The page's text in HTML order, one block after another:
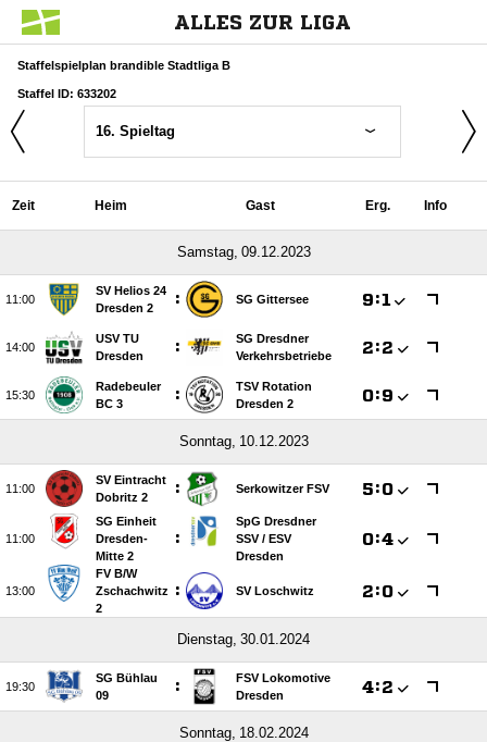
ALLES ZUR LIGA
Staffelspielplan brandible Stadtliga B
Staffel ID: 633202
16. Spieltag
Zeit Heim Gast Erg. Info
 

SV Helios 24
Dresden 2
: SG Gittersee :

USV TU
Dresden
:
SG Dresdner
Verkehrsbetriebe
:

Radebeuler
BC 3
:
TSV Rotation
Dresden 2
:
 

SV Eintracht
Dobritz 2
: Serkowitzer FSV :

SG Einheit
Dresden-
Mitte 2
:
SpG Dresdner
SSV /​ ESV
Dresden
:

FV B/​W
Zschachwitz
2
: SV Loschwitz :
 

SG Bühlau
09
:
FSV Lokomotive
Dresden
:
 